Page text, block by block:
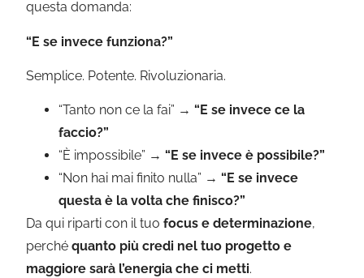
questa domanda:
“E se invece funziona?”
Semplice. Potente. Rivoluzionaria.
“Tanto non ce la fai” →“E se invece ce la
faccio?”
“È impossibile” →“E se invece è possibile?”
“Non hai mai finito nulla” →“E se invece
questa è la volta che finisco?”
Da qui riparti con il tuofocus e determinazione,
perchéquanto più credi nel tuo progetto e
maggiore sarà l’energia che ci metti.